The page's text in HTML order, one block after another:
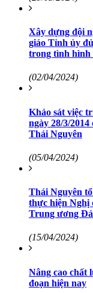
Xây dựng đội
giáo Tỉnh ủy
trong tình hình
(02/04/2024)
Khảo sát việc
ngày 28/3/
Thái Nguyên
(05/04/2024)
Thái Nguyên
thực hiện Nghị
Trung ương
(15/04/2024)
Nâng cao chất
đoạn hiện nay